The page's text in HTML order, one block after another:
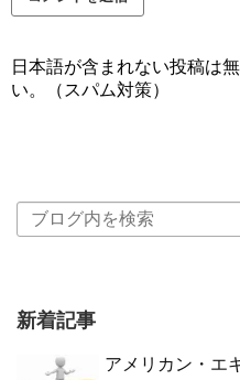
日本語が含まれない投稿は
い。（スパム対策）
新着記事
アメリカン・エ